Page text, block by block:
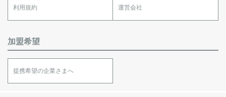
利用規約 運営会社
加盟希望
提携希望の企業さまへ